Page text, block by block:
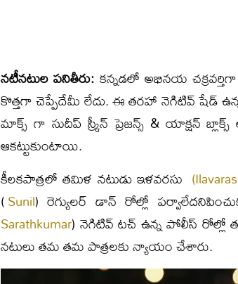
నటీనటుల పనితీరు: కన్నడలో అభినయ
కొత్తగా చెప్పేదేమీ లేదు. ఈ తరహా నెగిటివ్ షేడ్
మాక్స్ గా సుదీప్ స్క్రీన్ ప్రెజన్స్ & యాక్షన్
ఆకట్టుకుంటాయి.
కీలకపాత్రలో తమిళ నటుడు ఇళవరసు
(Sunil) రెగ్యులర్ డాన్ రోల్లో
Sarathkumar) నెగిటివ్ టచ్ ఉన్న పోలీస్ రోల్లో
నటులు తమ తమ పాత్రలకు న్యాయం చేశారు.